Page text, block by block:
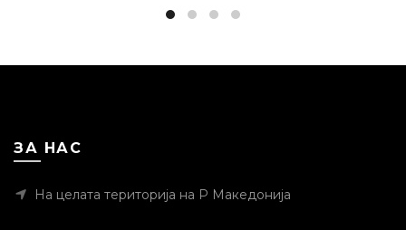
ЗА НАС
На целата територија на Р Македонија